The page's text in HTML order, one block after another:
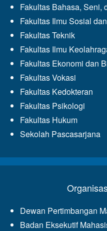
Terpadu:
Kuliah
Umum
Biologi
Bersama
Dosen
UiTM
Malaysia
Fakultas Bahasa, Seni,
Fakultas Ilmu Sosial
Fakultas Teknik
Fakultas Ilmu
Fakultas Ekonomi dan
Fakultas Vokasi
Fakultas Kedokteran
Fakultas Psikologi
Fakultas Hukum
Sekolah Pascasarjana
Dewan Pertimbangan
Badan Eksekutif